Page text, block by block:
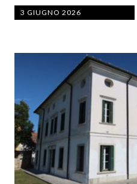
3 GIUGNO 2026